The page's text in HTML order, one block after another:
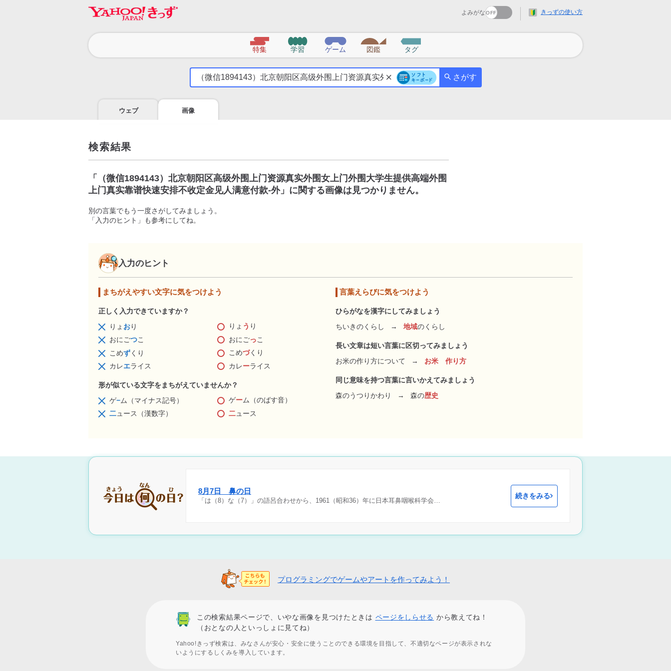
よみがな きっずの使い方
特集 学習 ゲーム 図鑑 タグ
気
こ
う
さがす
ウェブ 画像
検索結果
「
（微信1894143）北京朝阳区高级外围上门资源真实外围女上门外围大学生提供高端外围
上门真实靠谱快速安排不收定金见人满意付款-外」に関する画像は見つかりません。
別の言葉でもう一度さがしてみましょう。
「入力のヒント」も参考にしてね。
入力のヒント
まちがえやすい文字に気をつけよう
正しく入力できていますか？
りょ おり りょ う り
おにごつこ おにごっこ
こめずくり こめづくり
カレエライス カレーライス
形が似ている文字をまちがえていませんか？
ゲ−ム（マイナス記号） ゲーム（のばす音）
二ュース（漢数字） 二ュース
言葉えらびに気をつけよう
ひらがなを漢字にしてみましょう
ちいきのくらし
→ 地域のくらし
長い文章は短い言葉に区切ってみましょう
お米の作り方について
→ お米 作り方
同じ意味を持つ言葉に言いかえてみましょう
森のうつりかわり
→ 森の歴史
8月7日 鼻の日
「は（8）な（7）」の語呂合わせから、1961（昭和36）年に日本耳鼻咽喉科学会…
続きをみる
プログラミングでゲームやアートを作ってみよう！
この検索結果ページで、いやな画像を見つけたときは ページをしらせる から教えてね！
（おとなの人といっしょに見てね）
Yahoo!きっず検索は、みなさんが安心・安全に使うことのできる環境を目指して、不適切なページが表示されな
いようにするしくみを導入しています。